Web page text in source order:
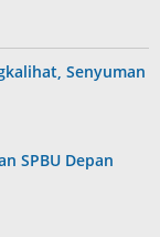
Senyuman
SPBU Depan